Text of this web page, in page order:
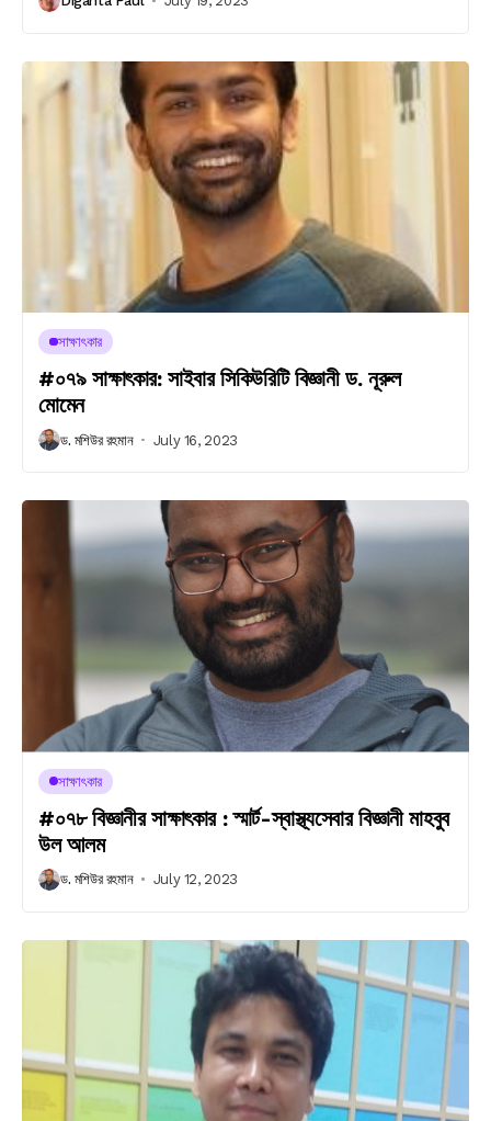
সাক্ষাৎকার
#০৭৯ সাক্ষাৎকার: সাইবার সিকিউরিটি বিজ্ঞানী ড. নূরুল
মোমেন
ড. মশিউর রহমান July 16, 2023
সাক্ষাৎকার
#০৭৮ বিজ্ঞানীর সাক্ষাৎকার : স্মার্ট-স্বাস্থ্যসেবার বিজ্ঞানী মাহবুব
উল আলম
ড. মশিউর রহমান July 12, 2023